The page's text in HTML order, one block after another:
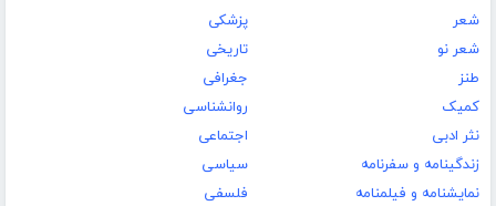
شعر
شعر نو
طنز
کمیک
نثر ادبی
زندگینامه و سفرنامه
نمایشنامه و فیلمنامه
پزشکی
تاریخی
جغرافی
روانشناسی
اجتماعی
سیاسی
فلسفی